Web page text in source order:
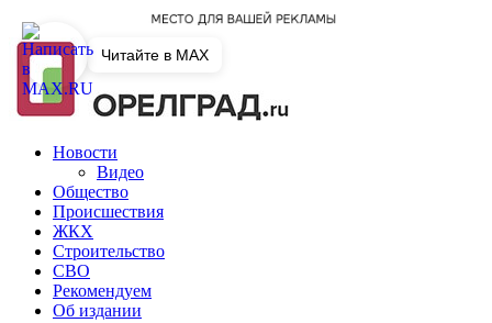
Новости
Видео
Общество
Происшествия
ЖКХ
Строительство
СВО
Рекомендуем
Об издании
Читайте в MAX